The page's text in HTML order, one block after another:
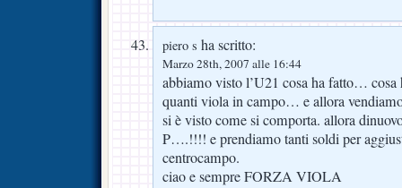
piero s ha scritto:
Marzo 28th, 2007 alle 16:44
abbiamo visto l’U21 cosa ha fatto…
quanti viola in campo… e allora
si è visto come si comporta. allora
P….!!!! e prendiamo tanti soldi per
centrocampo.
ciao e sempre FORZA VIOLA